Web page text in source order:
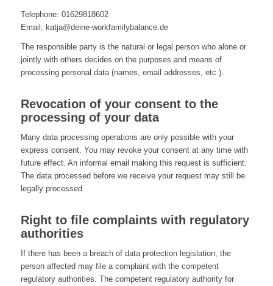
Telephone: 01629818602
Email: katja@deine-workfamilybalance.de
The responsible party is the natural or legal person who alone or
jointly with others decides on the purposes and means of
processing personal data (names, email addresses, etc.).
Revocation of your consent to the
processing of your data
Many data processing operations are only possible with your
express consent. You may revoke your consent at any time with
future effect. An informal email making this request is sufficient.
The data processed before we receive your request may still be
legally processed.
Right to file complaints with regulatory
authorities
If there has been a breach of data protection legislation, the
person affected may file a complaint with the competent
regulatory authorities. The competent regulatory authority for